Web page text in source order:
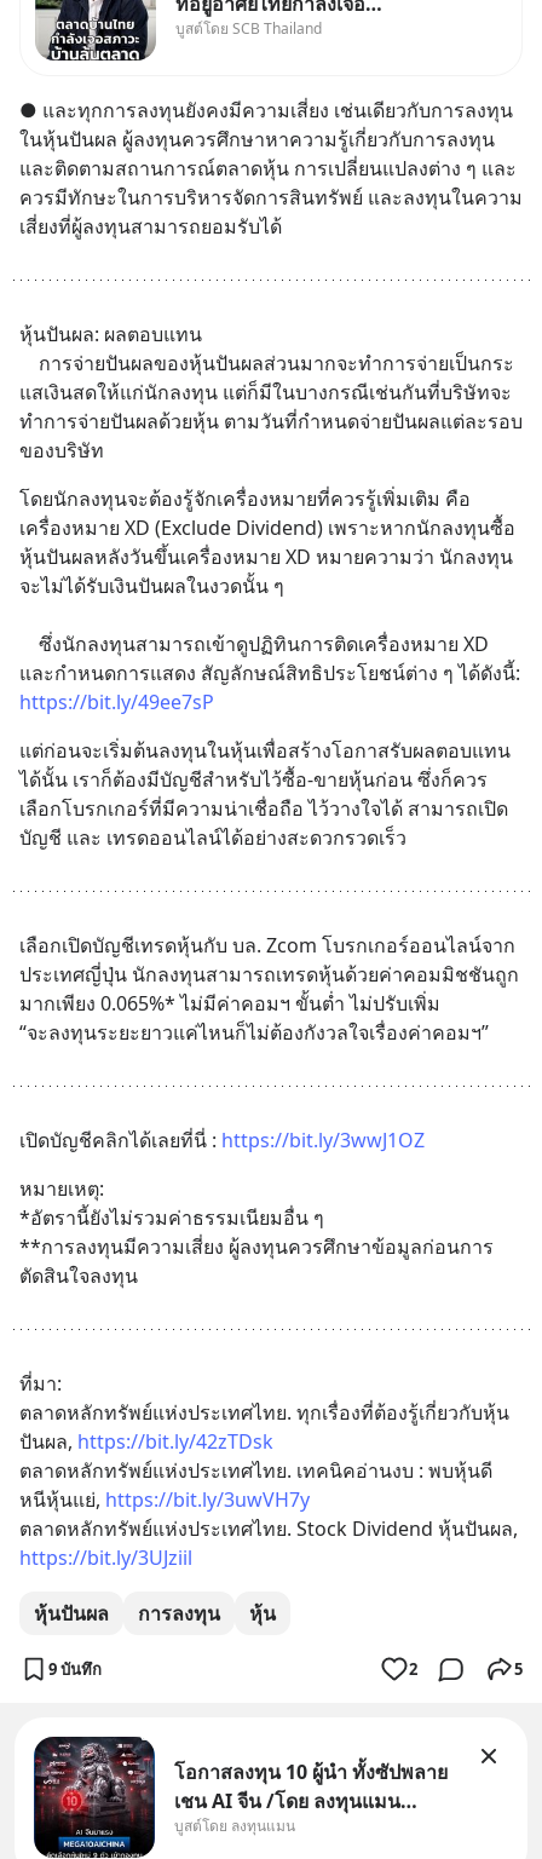
Oversupply หนักกว่าที่คิด และ
#บ้านล้นตลาด #เศรษฐกิจไทย
#EICAround #SCBThailand
สามารถดูคลิปท
บูสต์โดย SCB Thailand
● และทุกการลงทุนยังคงมีความเสี่ยง เช่นเดียวกับการลงทุน
ในหุ้นปันผล ผู้ลงทุนควรศึกษาหาความรู้เกี่ยวกับการลงทุน
และติดตามสถานการณ์ตลาดหุ้น การเปลี่ยนแปลงต่าง ๆ และ
ควรมีทักษะในการบริหารจัดการสินทรัพย์ และลงทุนในความ
เสี่ยงที่ผู้ลงทุนสามารถยอมรับได้
หุ้นปันผล: ผลตอบแทน
แสเงินสดให้แก่นักลงทุน แต่ก็มีในบางกรณีเช่นกันที่บริษัทจะ
ทำการจ่ายปันผลด้วยหุ้น ตามวันที่กำหนดจ่ายปันผลแต่ละรอบ
ของบริษัท
โดยนักลงทุนจะต้องรู้จักเครื่องหมายที่ควรรู้เพิ่มเติม คือ
เครื่องหมาย XD (Exclude Dividend) เพราะหากนักลงทุนซื้อ
หุ้นปันผลหลังวันขึ้นเครื่องหมาย XD หมายความว่า นักลงทุน
จะไม่ได้รับเงินปันผลในงวดนั้น ๆ
https://bit.ly/49ee7sP
แต่ก่อนจะเริ่มต้นลงทุนในหุ้นเพื่อสร้างโอกาสรับผลตอบแทน
ได้นั้น เราก็ต้องมีบัญชีสำหรับไว้ซื้อ-ขายหุ้นก่อน ซึ่งก็ควร
เลือกโบรกเกอร์ที่มีความน่าเชื่อถือ ไว้วางใจได้ สามารถเปิด
บัญชี และ เทรดออนไลน์ได้อย่างสะดวกรวดเร็ว
เลือกเปิดบัญชีเทรดหุ้นกับ บล. Zcom โบรกเกอร์ออนไลน์จาก
ประเทศญี่ปุ่น นักลงทุนสามารถเทรดหุ้นด้วยค่าคอมมิชชันถูก
มากเพียง 0.065%* ไม่มีค่าคอมฯ ขั้นต่ำ ไม่ปรับเพิ่ม
“จะลงทุนระยะยาวแค่ไหนก็ไม่ต้องกังวลใจเรื่องค่าคอมฯ”
เปิดบัญชีคลิกได้เลยที่นี่ : https://bit.ly/3wwJ1OZ
หมายเหตุ:
*อัตรานี้ยังไม่รวมค่าธรรมเนียมอื่น ๆ
**การลงทุนมีความเสี่ยง ผู้ลงทุนควรศึกษาข้อมูลก่อนการ
ตัดสินใจลงทุน
ที่มา:
ตลาดหลักทรัพย์แห่งประเทศไทย. ทุกเรื่องที่ต้องรู้เกี่ยวกับหุ้น
ปันผล, https://bit.ly/42zTDsk
ตลาดหลักทรัพย์แห่งประเทศไทย. เทคนิคอ่านงบ : พบหุ้นดี
หนีหุ้นแย่, https://bit.ly/3uwVH7y
https://bit.ly/3UJziil
หุ้นปันผล การลงทุน หุ้น
9 บันทึก 2 5
โอกาสลงทุน 10 ผู้นำ ทั้งซัปพลาย
เชน AI จีน /โดย ลงทุนแมน
✅ลงทุนตรง คัด 10 ผู้นำเน้น ๆ ใน
บูสต์โดย ลงทุนแมน